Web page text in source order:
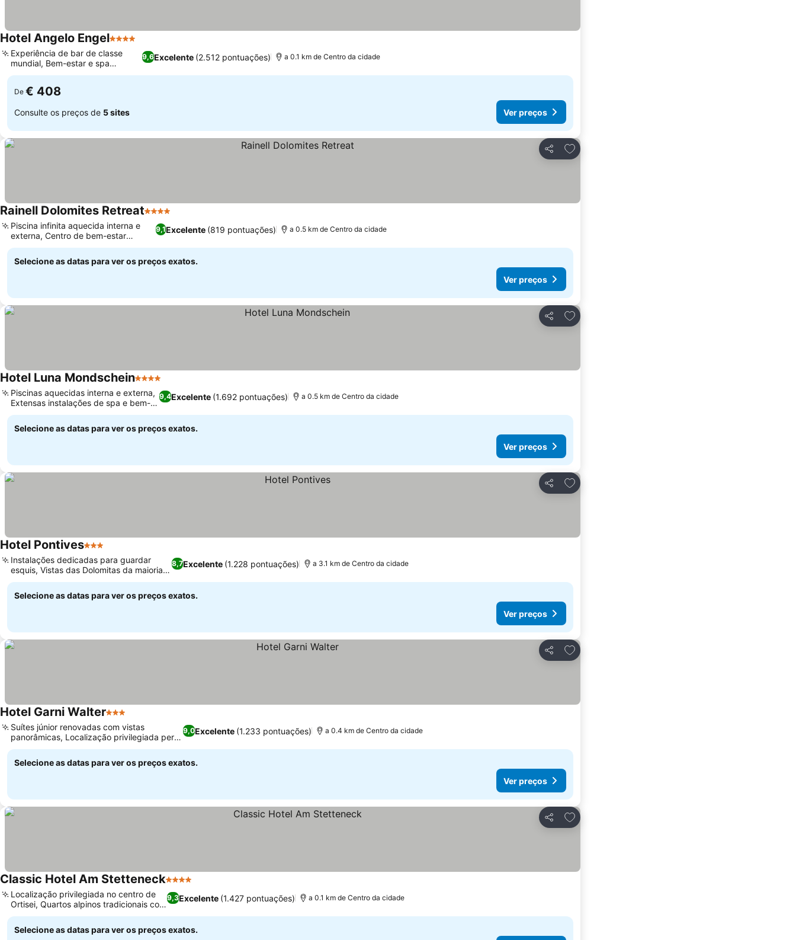
Hotel Angelo Engel4 Estrelas
9,6Excelente (2.512 pontuações)
Experiência de bar de classe
mundial, Bem-estar e spa
completos
a 0.1 km de Centro da cidade
De € 408
Consulte os preços de 5 sites Ver preços
Partilhar
Adicionar aos favoritos
Rainell Dolomites Retreat4 Estrelas
9,1Excelente (819 pontuações)
Piscina infinita aquecida interna e
externa, Centro de bem-estar
completo
a 0.5 km de Centro da cidade
Selecione as datas para ver os preços exatos.
Ver preços
Partilhar
Adicionar aos favoritos
Hotel Luna Mondschein4 Estrelas
9,4Excelente (1.692 pontuações)
Piscinas aquecidas interna e externa,
Extensas instalações de spa e bem-
estar
a 0.5 km de Centro da cidade
Selecione as datas para ver os preços exatos.
Ver preços
Partilhar
Adicionar aos favoritos
Hotel Pontives3 Estrelas
8,7Excelente (1.228 pontuações)
Instalações dedicadas para guardar
esquis, Vistas das Dolomitas da maioria
dos quartos
a 3.1 km de Centro da cidade
Selecione as datas para ver os preços exatos.
Ver preços
Partilhar
Adicionar aos favoritos
Hotel Garni Walter3 Estrelas
9,0Excelente (1.233 pontuações)
Suítes júnior renovadas com vistas
panorâmicas, Localização privilegiada perto
das pistas de esqui
a 0.4 km de Centro da cidade
Selecione as datas para ver os preços exatos.
Ver preços
Partilhar
Adicionar aos favoritos
Classic Hotel Am Stetteneck4 Estrelas
9,3Excelente (1.427 pontuações)
Localização privilegiada no centro de
Ortisei, Quartos alpinos tradicionais com
vistas
a 0.1 km de Centro da cidade
Selecione as datas para ver os preços exatos.